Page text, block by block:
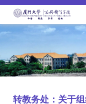
转教务处：关于